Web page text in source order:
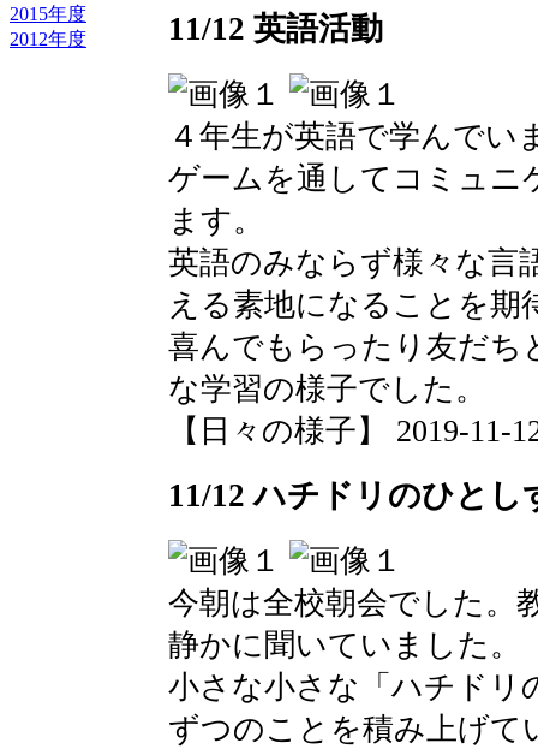
2015年度
2012年度
11/12 英語活動
４年生が英語で学んでい
ゲームを通してコミュニ
ます。
英語のみならず様々な言
える素地になることを期
喜んでもらったり友だち
な学習の様子でした。
【日々の様子】 2019-11-
11/12 ハチドリのひとし
今朝は全校朝会でした。
静かに聞いていました。
小さな小さな「ハチドリ
ずつのことを積み上げ